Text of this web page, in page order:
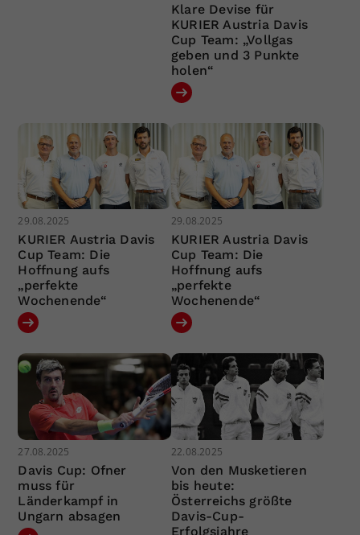
Klare Devise für
KURIER Austria Davis
Cup Team: „Vollgas
geben und 3 Punkte
holen“
29.08.2025
KURIER Austria Davis
Cup Team: Die
Hoffnung aufs
„perfekte
Wochenende“
29.08.2025
KURIER Austria Davis
Cup Team: Die
Hoffnung aufs
„perfekte
Wochenende“
27.08.2025
Davis Cup: Ofner
muss für
Länderkampf in
Ungarn absagen
22.08.2025
Von den Musketieren
bis heute:
Österreichs größte
Davis-Cup-
Erfolgsjahre